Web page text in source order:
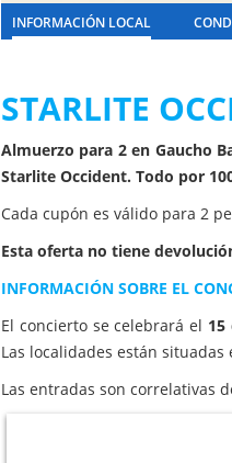
INFORMACIÓN LOCAL
STARLITE
Almuerzo para 2 en Gaucho
Starlite Occident. Todo por
Cada cupón es válido para 2
Esta oferta no tiene
INFORMACIÓN SOBRE EL
El concierto se celebrará el 15
Las localidades están situadas
Las entradas son correlativas